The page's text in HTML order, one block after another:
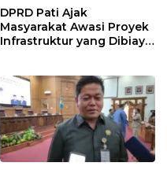
DPRD Pati Ajak
Masyarakat Awasi Proyek
Infrastruktur yang Dibiayai